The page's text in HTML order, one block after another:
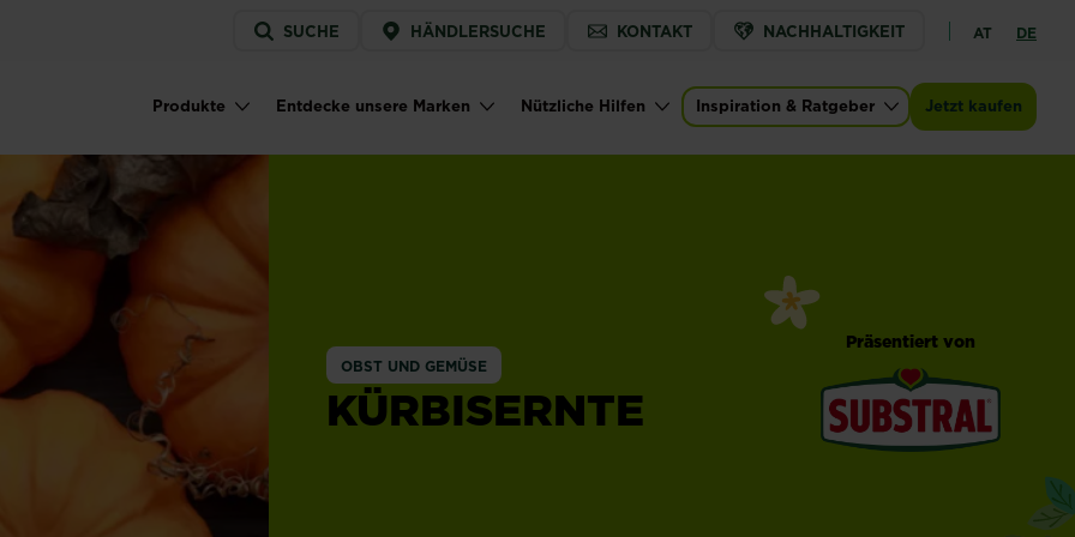
Service
menu
SUCHE HÄNDLERSUCHE KONTAKT NACHHALTIGKEIT AT DE
Main navigation
Produkte Entdecke unsere Marken Nützliche Hilfen Inspiration & Ratgeber Jetzt kaufen
OBST UND GEMÜSE
KÜRBISERNTE
Präsentiert von